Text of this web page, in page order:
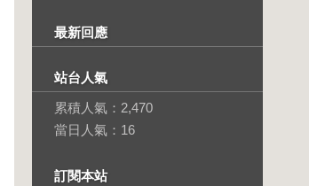
最新回應
站台人氣
累積人氣： 2,470
當日人氣： 16
訂閱本站